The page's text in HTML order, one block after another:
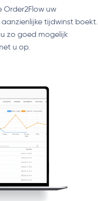
Order2Flow uw
tijdwinst boekt.
zo goed mogelijk
u op.